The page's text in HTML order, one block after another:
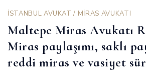
İSTANBUL AVUKAT / MİRAS AVUKATI
Maltepe Miras Avukatı
Miras paylaşımı, saklı
reddi miras ve vasiyet